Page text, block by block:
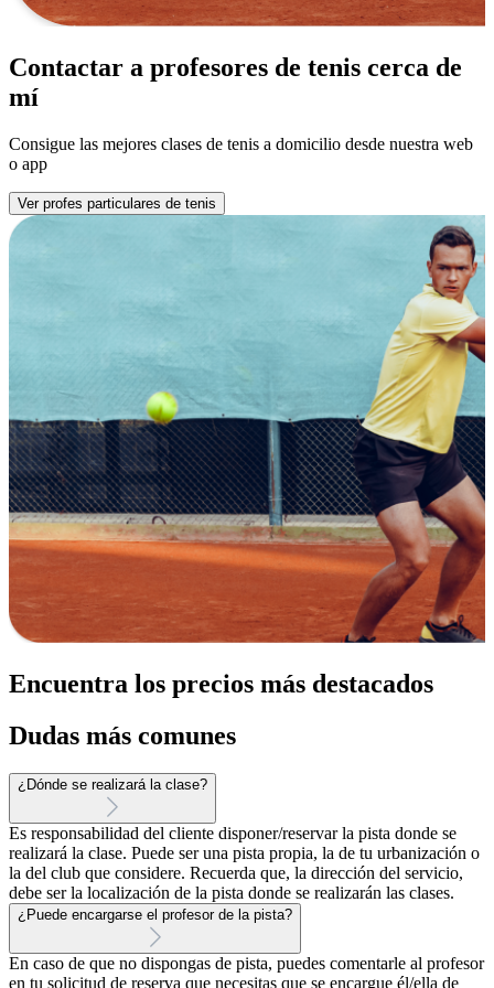
Contactar a profesores de tenis cerca de
mí
Consigue las mejores clases de tenis a domicilio desde nuestra web
o app
Ver profes particulares de tenis
Encuentra los precios más destacados
Dudas más comunes
¿Dónde se realizará la clase?
Es responsabilidad del cliente disponer/reservar la pista donde se
realizará la clase. Puede ser una pista propia, la de tu urbanización o
la del club que considere. Recuerda que, la dirección del servicio,
debe ser la localización de la pista donde se realizarán las clases.
¿Puede encargarse el profesor de la pista?
En caso de que no dispongas de pista, puedes comentarle al profesor
en tu solicitud de reserva que necesitas que se encargue él/ella de